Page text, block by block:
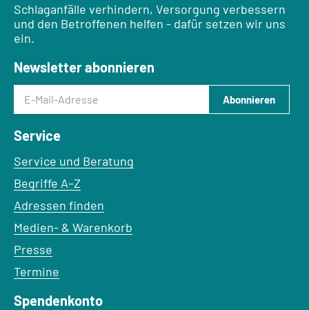
Schlaganfälle verhindern, Versorgung verbessern
und den Betroffenen helfen - dafür setzen wir uns
ein.
Newsletter abonnieren
E-Mail-Adresse
Abonnieren
Service
Service und Beratung
Begriffe A–Z
Adressen finden
Medien- & Warenkorb
Presse
Termine
Spendenkonto